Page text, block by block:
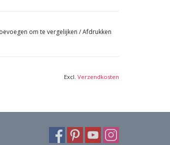
om te vergelijken /Afdrukken
Excl. Verzendkosten